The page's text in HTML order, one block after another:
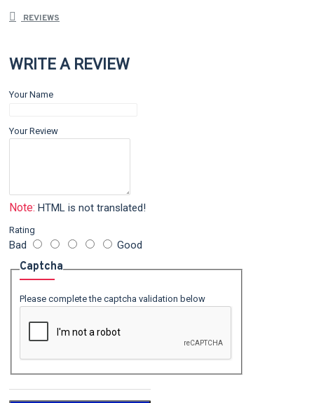
REVIEWS
WRITE A REVIEW
Your Name
Your Review
Note: HTML is not translated!
Rating
Bad Good
Captcha
Please complete the captcha validation below